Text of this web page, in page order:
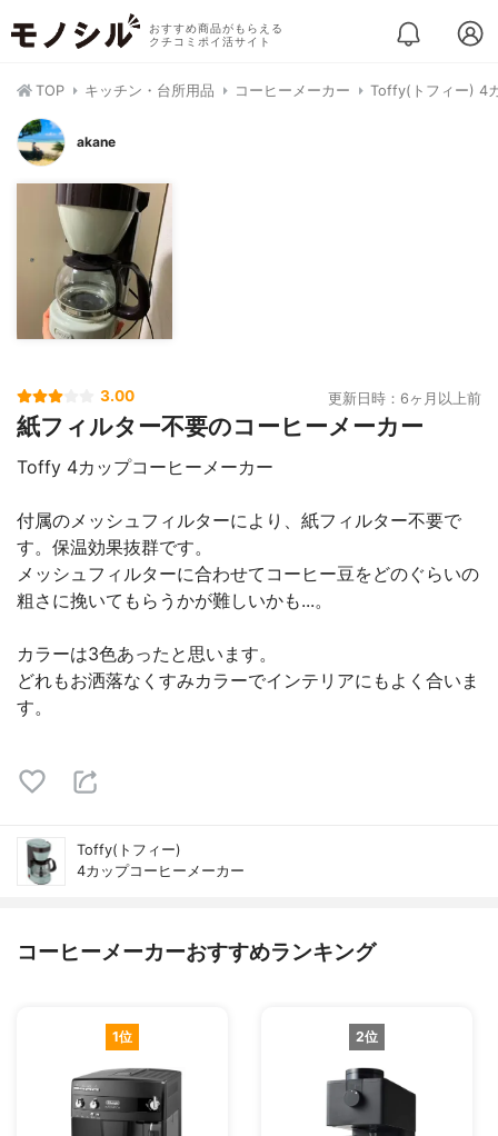
おすすめ商品がもらえる
クチコミポイ活サイト
TOP キッチン・台所用品 コーヒーメーカー Toffy(トフィー) 4
akane
3.00 更新日時：6ヶ月以上前
紙フィルター不要のコーヒーメーカー
Toffy 4カップコーヒーメーカー
付属のメッシュフィルターにより、紙フィルター不要で
す。保温効果抜群です。
メッシュフィルターに合わせてコーヒー豆をどのぐらいの
粗さに挽いてもらうかが難しいかも...。
カラーは3色あったと思います。
どれもお洒落なくすみカラーでインテリアにもよく合いま
す。
Toffy(トフィー)
4カップコーヒーメーカー
コーヒーメーカーおすすめランキング
1位 2位